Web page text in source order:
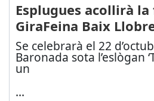
Esplugues acollirà la
GiraFeina Baix
Se celebrarà el 22
Baronada sota l’eslògan
un
...